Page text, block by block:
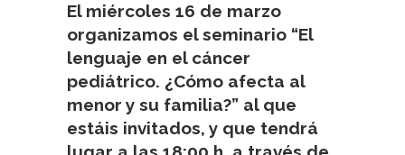
El miércoles 16 de marzo
organizamos el seminario “El
lenguaje en el cáncer
pediátrico. ¿Cómo afecta al
menor y su familia?” al que
estáis invitados, y que tendrá